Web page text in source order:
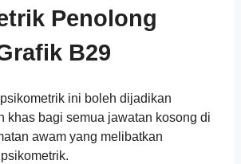
Penolong
B29
ini boleh dijadikan
khas bagi semua jawatan kosong di
awam yang melibatkan